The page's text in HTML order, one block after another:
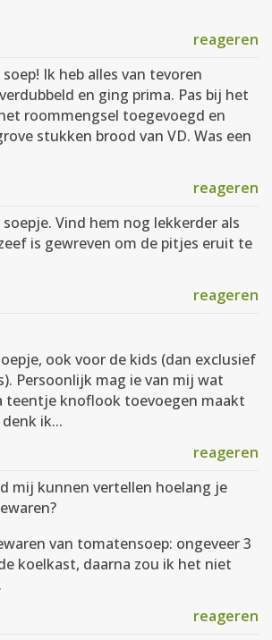
reageren
Ik heb alles van tevoren
en ging prima. Pas bij het
roommengsel toegevoegd en
stukken brood van VD. Was een
reageren
soepje. Vind hem nog lekkerder als
is gewreven om de pitjes eruit te
reageren
ook voor de kids (dan exclusief
Persoonlijk mag ie van mij wat
teentje knoflook toevoegen maakt
ik...
reageren
mij kunnen vertellen hoelang je
van tomatensoep: ongeveer 3
koelkast, daarna zou ik het niet
reageren